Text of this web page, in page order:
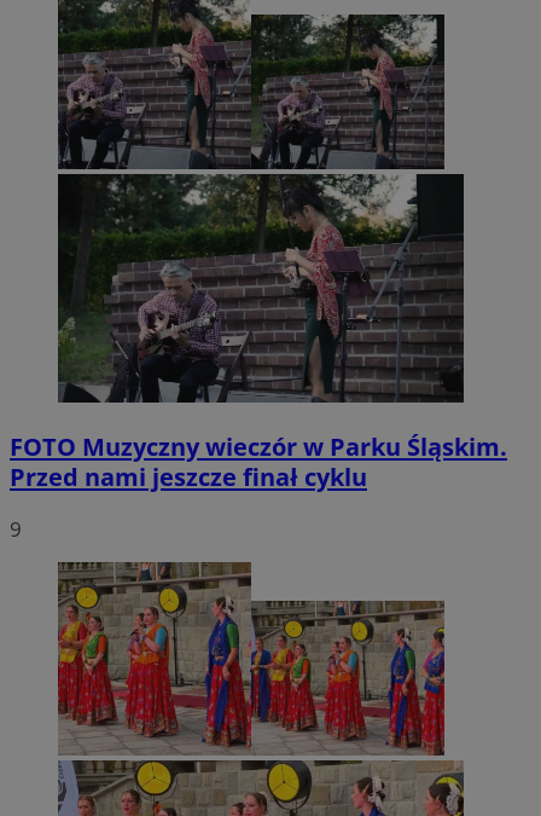
FOTO Muzyczny wieczór w Parku Śląskim.
Przed nami jeszcze finał cyklu
9